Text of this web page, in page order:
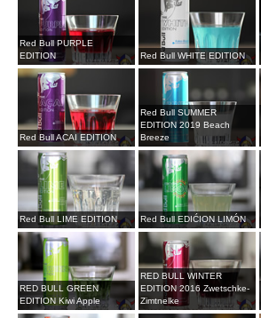
Red Bull PURPLE
EDITION
Red Bull WHITE EDITION
Red Bull ACAI EDITION
Red Bull SUMMER
EDITION 2019 Beach
Breeze
Red Bull LIME EDITION Red Bull EDIĆION LIMÓN
RED BULL GREEN
EDITION Kiwi Apple
RED BULL WINTER
EDITION 2016 Zwetschke-
Zimtnelke